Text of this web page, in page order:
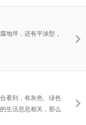
地坪，还有平涂型，
看到，有灰色、绿色
生活息息相关，那么